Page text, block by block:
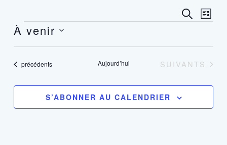
Recherche
et
Évènements
de
À venir
date.
Évènements
précédents Aujourd’hui ÉVÈNEMENTS
SUIVANTS
S’ABONNER AU CALENDRIER